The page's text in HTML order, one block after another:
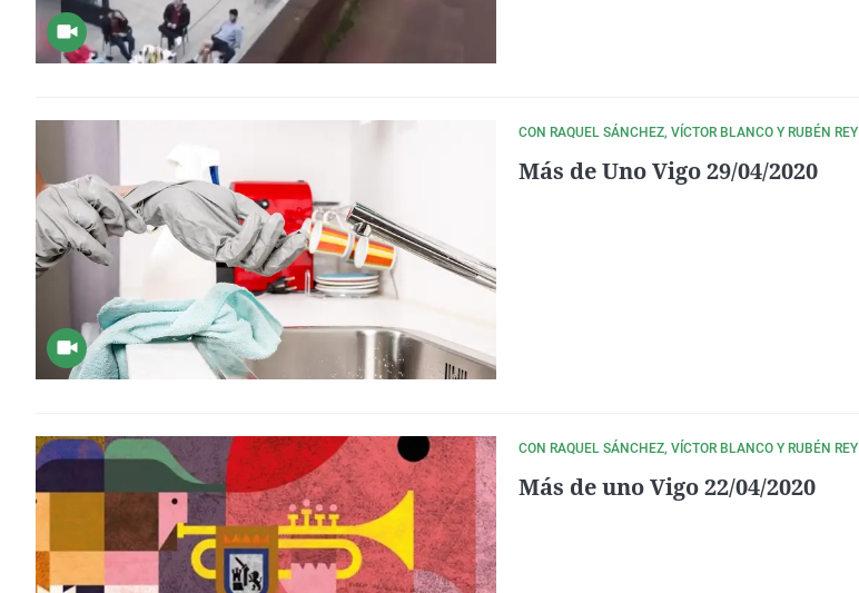
CON RAQUEL SÁNCHEZ, VÍCTOR BLANCO Y RUBÉN REY
Más de Uno Vigo 29/04/2020
CON RAQUEL SÁNCHEZ, VÍCTOR BLANCO Y RUBÉN REY
Más de uno Vigo 22/04/2020